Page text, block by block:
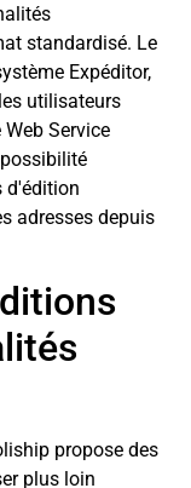
standardisé. Le
Expéditor,
utilisateurs
Service
d'édition
adresses depuis
propose des
plus loin